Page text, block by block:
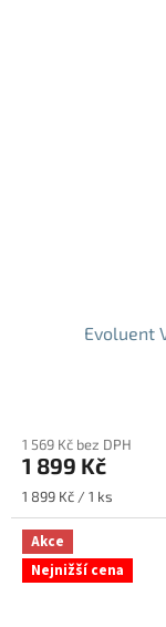
Evoluent
produktu
je
5,0
5
hvězdiček.
1 569 Kč bez DPH
1 899 Kč
Měrná
cena:
1 899 Kč / 1 ks
Akce
Nejnižší cena